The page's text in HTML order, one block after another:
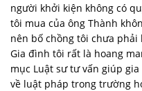
người khởi kiện không có
tôi mua của ông Thành
nên bố chồng tôi chưa
Gia đình tôi rất là hoang
mục Luật sư tư vấn giúp
về luật pháp trong trường